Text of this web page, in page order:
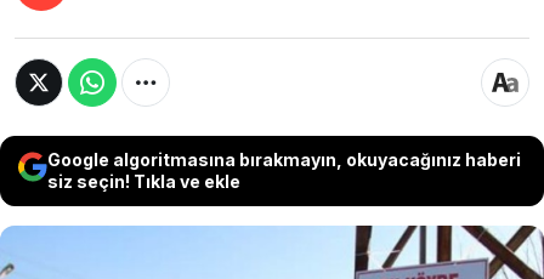
Google algoritmasına bırakmayın, okuyacağınız haberi
siz seçin! Tıkla ve ekle